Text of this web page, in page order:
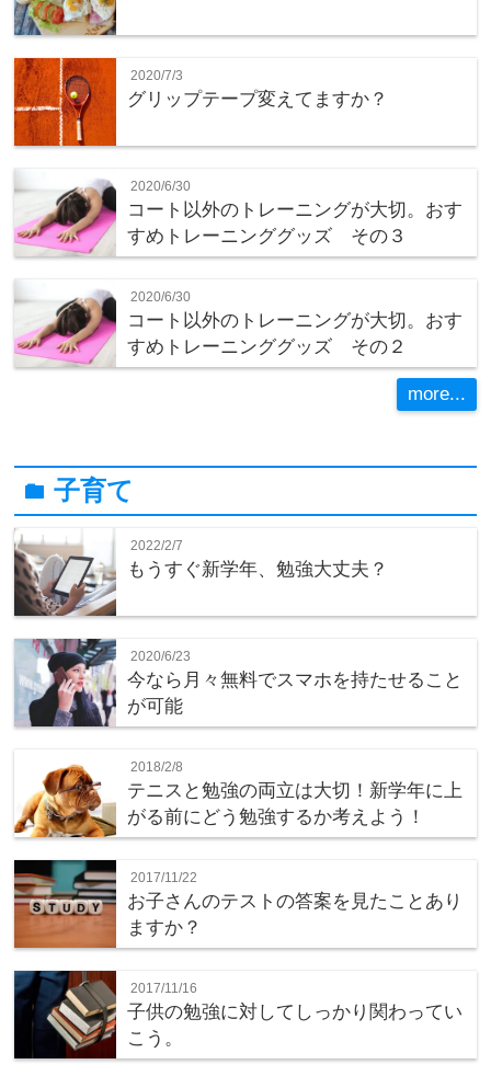
2020/7/3
グリップテープ変えてますか？
2020/6/30
コート以外のトレーニングが大切。おす
すめトレーニンググッズ その３
2020/6/30
コート以外のトレーニングが大切。おす
すめトレーニンググッズ その２
more...
folder子育て
2022/2/7
もうすぐ新学年、勉強大丈夫？
2020/6/23
今なら月々無料でスマホを持たせること
が可能
2018/2/8
テニスと勉強の両立は大切！新学年に上
がる前にどう勉強するか考えよう！
2017/11/22
お子さんのテストの答案を見たことあり
ますか？
2017/11/16
子供の勉強に対してしっかり関わってい
こう。